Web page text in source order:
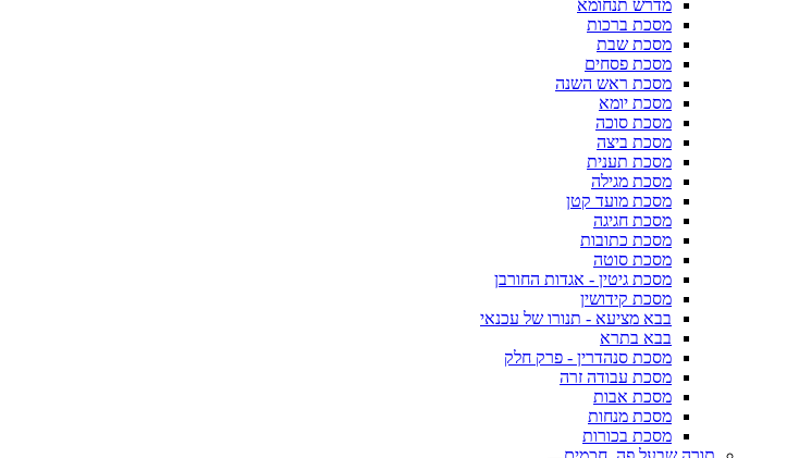
מדרש תנחומא
מסכת ברכות
מסכת שבת
מסכת פסחים
מסכת ראש השנה
מסכת יומא
מסכת סוכה
מסכת ביצה
מסכת תענית
מסכת מגילה
מסכת מועד קטן
מסכת חגיגה
מסכת כתובות
מסכת סוטה
מסכת גיטין - אגדות החורבן
מסכת קידושין
בבא מציעא - תנורו של עכנאי
בבא בתרא
מסכת סנהדרין - פרק חלק
מסכת עבודה זרה
מסכת אבות
מסכת מנחות
מסכת בכורות